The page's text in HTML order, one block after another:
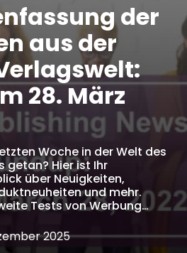
der
aus der
28. März
Woche in der Welt des
getan? Hier ist Ihr
über Neuigkeiten,
und mehr.
Tests von Werbung…
2025